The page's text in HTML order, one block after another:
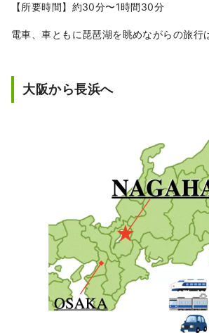
【十三番街棟（大正町
大正期町屋をリノベー
若手アート作家の作品
めに設計した初めて
-十三番街 A棟（大正
広々とした一棟貸切タ
滞在に対応。
-十三番街 B棟（大正
169㎡）
A棟と同規模の一棟貸
グループ利用にもおす
JR駅から徒歩圏内で
ットや24時間営業の
【所要時間】約30分〜1時間30分
電車、車ともに琵琶湖を眺めながらの旅行
大阪から長浜へ